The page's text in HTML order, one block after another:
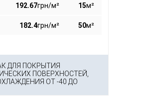
192.67грн/м² 15м²
182.4грн/м² 50м²
ДЛЯ ПОКРЫТИЯ
ПОВЕРХНОСТЕЙ,
ОТ -40 ДО